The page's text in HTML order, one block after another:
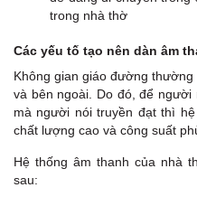
trong nhà thờ
Các yếu tố tạo nên dàn âm
Không gian giáo đường
và bên ngoài. Do đó, để người
mà người nói truyền đạt thì
chất lượng cao và công suất
Hệ thống âm thanh của nhà
sau: